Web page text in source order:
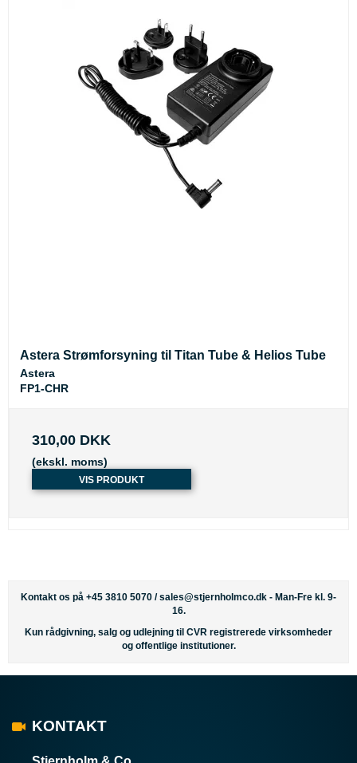
Astera Strømforsyning til Titan Tube & Helios Tube
Astera
FP1-CHR
310,00 DKK
(ekskl. moms)
VIS PRODUKT
Kontakt os på +45 3810 5070 /sales@stjernholmco.dk - Man-Fre kl. 9-
16.
Kun rådgivning, salg og udlejning til CVR registrerede virksomheder
og offentlige institutioner.
KONTAKT